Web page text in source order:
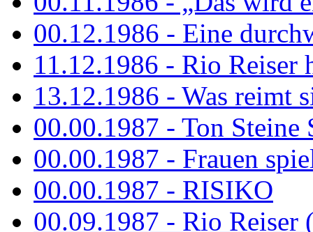
00.12.1986 - Eine
11.12.1986 - Rio Reiser
13.12.1986 - Was reimt
00.00.1987 - Ton Steine
00.00.1987 - Frauen
00.00.1987 - RISIKO
00.09.1987 - Rio Reiser